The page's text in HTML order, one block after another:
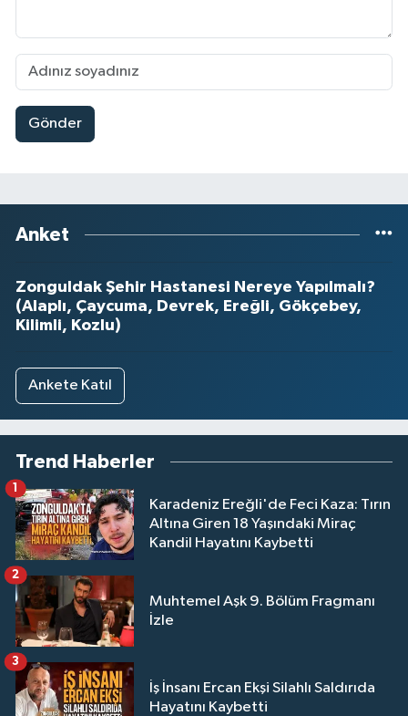
Gönder
Anket
Zonguldak Şehir Hastanesi Nereye Yapılmalı?
(Alaplı, Çaycuma, Devrek, Ereğli, Gökçebey,
Kilimli, Kozlu)
Ankete Katıl
Trend Haberler
Karadeniz Ereğli'de Feci Kaza: Tırın
Altına Giren 18 Yaşındaki Miraç
Kandil Hayatını Kaybetti
1
Muhtemel Aşk 9. Bölüm Fragmanı
İzle
2
İş İnsanı Ercan Ekşi Silahlı Saldırıda
Hayatını Kaybetti
3